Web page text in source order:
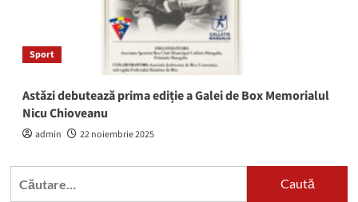
Sport
Astăzi debutează prima ediție a Galei de Box Memorialul
Nicu Chioveanu
admin 22 noiembrie 2025
Caută